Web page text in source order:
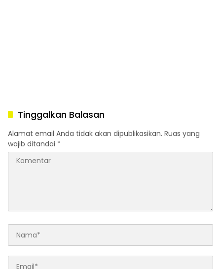
Tinggalkan Balasan
Alamat email Anda tidak akan dipublikasikan. Ruas yang
wajib ditandai *